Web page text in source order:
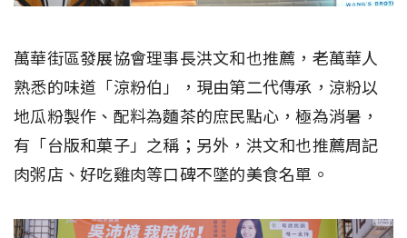
萬華街區發展協會理事長洪文和也推薦，老萬華人
熟悉的味道「涼粉伯」，現由第二代傳承，涼粉以
地瓜粉製作、配料為麵茶的庶民點心，極為消暑，
有「台版和菓子」之稱；另外，洪文和也推薦周記
肉粥店、好吃雞肉等口碑不墜的美食名單。